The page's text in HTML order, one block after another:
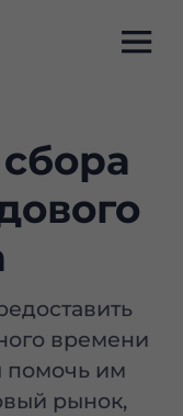
времени
помочь им
рынок,